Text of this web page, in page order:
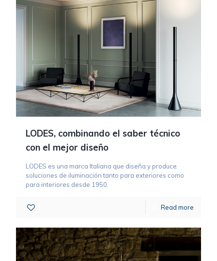
LODES, combinando el saber técnico
con el mejor diseño
LODES es una marca Italiana que diseña y produce
soluciones de iluminación tanto para exteriores como
para interiores desde 1950.
Read more